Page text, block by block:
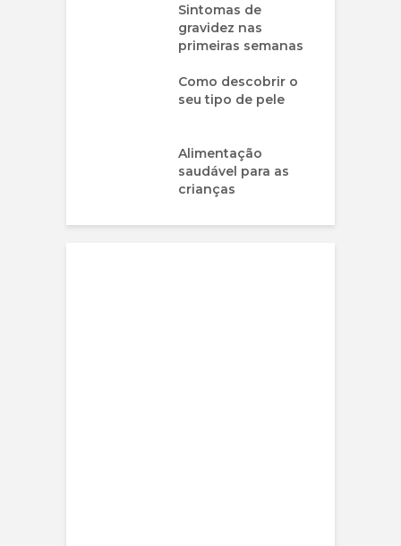
Sintomas de
gravidez nas
primeiras semanas
Como descobrir o
seu tipo de pele
Alimentação
saudável para as
crianças